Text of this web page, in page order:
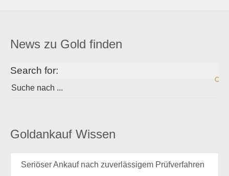
News zu Gold finden
Search for:
Goldankauf Wissen
Seriöser Ankauf nach zuverlässigem Prüfverfahren